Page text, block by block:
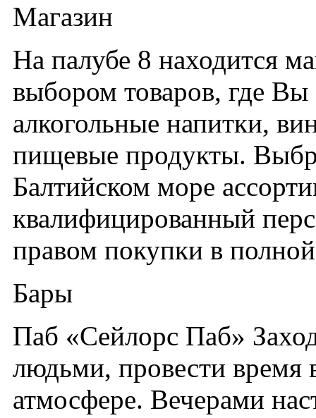
Магазин
На палубе 8 находится
выбором товаров, где
алкогольные напитки,
пищевые продукты.
Балтийском море
квалифицированный
правом покупки в
Бары
Паб «Сейлорс Паб»
людьми, провести
атмосфере. Вечерами